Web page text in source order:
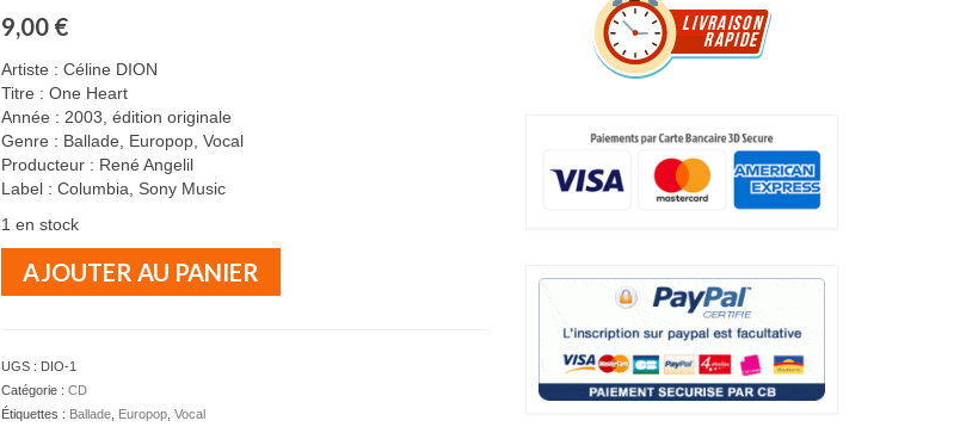
9,00 €
Artiste : Céline DION
Titre : One Heart
Année : 2003, édition originale
Genre : Ballade, Europop, Vocal
Producteur : René Angelil
Label : Columbia, Sony Music
1 en stock
Heart
AJOUTER AU PANIER
UGS : DIO-1
Catégorie : CD
Étiquettes : Ballade, Europop, Vocal